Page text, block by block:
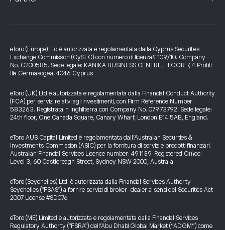
eToro (Europe) Ltd è autorizzata e regolamentata dalla Cyprus Securities
Exchange Commission (CySEC) con numero di licenza# 109/10. Company
No. C200585. Sede legale: KANIKA BUSINESS CENTRE, FLOOR 7, 4 Profiti
Ilia Germasogeia, 4046 Cyprus
eToro (UK) Ltd è autorizzata e regolamentata dalla Financial Conduct Authority
(FCA) per servizi relativi agli investimenti, con Firm Reference Number:
583263. Registrata in Inghilterra con Company No. 07973792. Sede legale:
24th floor, One Canada Square, Canary Wharf, London E14 5AB, England.
eToro AUS Capital Limited è regolamentata dall’Australian Securities &
Investments Commission (ASIC) per la fornitura di servizi e prodotti finanziari.
Australian Financial Services Licence number: 491139. Registered Office:
Level 3, 60 Castlereagh Street, Sydney NSW 2000, Australia
eToro (Seychelles) Ltd. è autorizzata dalla Financial Services Authority
Seychelles ("FSAS") a fornire servizi di broker-dealer ai sensi del Securities Act
2007 License #SD076
eToro (ME) Limited è autorizzata e regolamentata dalla Financial Services
Regulatory Authority ("FSRA") dell’Abu Dhabi Global Market (“ADGM”) come